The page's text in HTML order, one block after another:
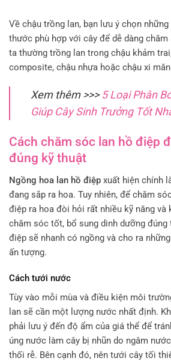
Về chậu trồng lan, bạn lưu ý chọn
thước phù hợp với cây để dễ dàng chăm
ta thường trồng lan trong chậu khảm
composite, chậu nhựa hoặc chậu xi
Xem thêm >>>5 Loại Phân
Giúp Cây Sinh Trưởng Tốt
Cách chăm sóc lan hồ điệp
đúng kỹ thuật
Ngồng hoa lan hồ điệp xuất hiện chính
đang sắp ra hoa. Tuy nhiên, để chăm
điệp ra hoa đòi hỏi rất nhiều kỹ năng và
chăm sóc tốt, bổ sung dinh dưỡng đúng
điệp sẽ nhanh có ngồng và cho ra
ấn tượng.
Cách tưới nước
Tùy vào mỗi mùa và điều kiện môi
lan sẽ cần một lượng nước nhất định.
phải lưu ý đến độ ẩm của giá thể để
úng nước làm cây bị nhũn do ngâm
thối rễ. Bên cạnh đó, nên tưới cây tối